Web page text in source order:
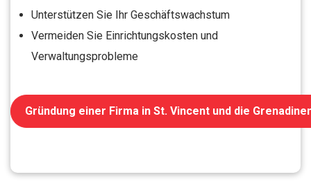
Unterstützen Sie Ihr Geschäftswachstum
Vermeiden Sie Einrichtungskosten und
Verwaltungsprobleme
Gründung einer Firma in St. Vincent und die